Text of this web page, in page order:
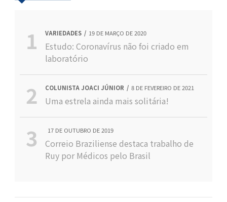
VARIEDADES 19 DE MARÇO DE 2020
Estudo: Coronavírus não foi criado em
laboratório
COLUNISTA JOACI JÚNIOR 8 DE FEVEREIRO DE 2021
Uma estrela ainda mais solitária!
17 DE OUTUBRO DE 2019
Correio Braziliense destaca trabalho de
Ruy por Médicos pelo Brasil